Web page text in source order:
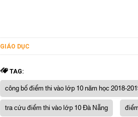
GIÁO DỤC
TAG:
công bố điểm thi vào lớp 10 năm học 2018-
tra cứu điểm thi vào lớp 10 Đà Nẵng